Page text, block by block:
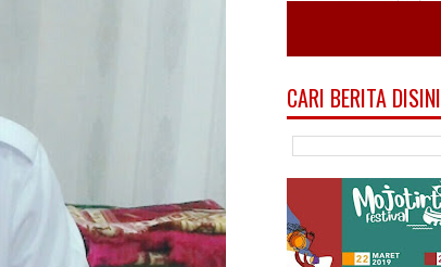
CARI BERITA DISINI